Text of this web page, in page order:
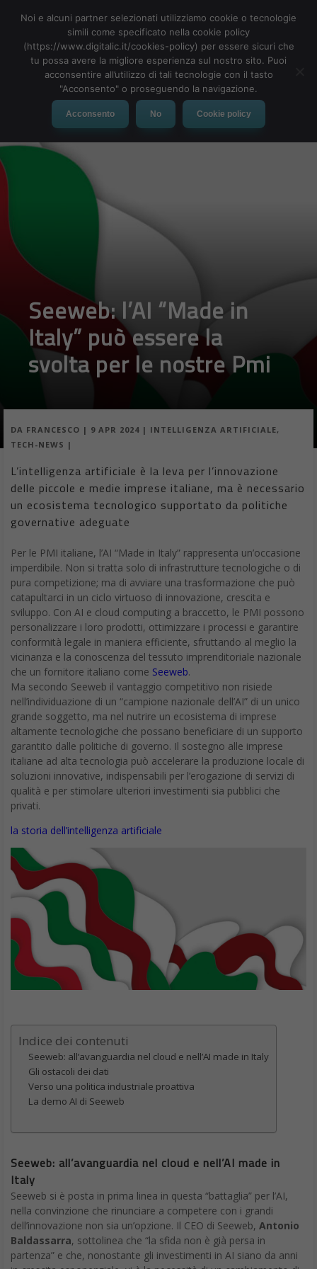
MENU
Seeweb: l’AI “Made in
Italy” può essere la
svolta per le nostre Pmi
DA FRANCESCO | 9 APR 2024 | INTELLIGENZA ARTIFICIALE,
TECH-NEWS |
L’intelligenza artificiale è la leva per l’innovazione
delle piccole e medie imprese italiane, ma è necessario
un ecosistema tecnologico supportato da politiche
governative adeguate
Per le PMI italiane, l’AI “Made in Italy” rappresenta un’occasione
imperdibile. Non si tratta solo di infrastrutture tecnologiche o di
pura competizione; ma di avviare una trasformazione che può
catapultarci in un ciclo virtuoso di innovazione, crescita e
sviluppo. Con AI e cloud computing a braccetto, le PMI possono
personalizzare i loro prodotti, ottimizzare i processi e garantire
conformità legale in maniera efficiente, sfruttando al meglio la
vicinanza e la conoscenza del tessuto imprenditoriale nazionale
che un fornitore italiano come Seeweb.
Ma secondo Seeweb il vantaggio competitivo non risiede
nell’individuazione di un “campione nazionale dell’AI” di un unico
grande soggetto, ma nel nutrire un ecosistema di imprese
altamente tecnologiche che possano beneficiare di un supporto
garantito dalle politiche di governo. Il sostegno alle imprese
italiane ad alta tecnologia può accelerare la produzione locale di
soluzioni innovative, indispensabili per l’erogazione di servizi di
qualità e per stimolare ulteriori investimenti sia pubblici che
privati.
la storia dell’intelligenza artificiale
Indice dei contenuti
Seeweb: all’avanguardia nel cloud e nell’AI made in Italy
Gli ostacoli dei dati
Verso una politica industriale proattiva
La demo AI di Seeweb
Seeweb: all’avanguardia nel cloud e nell’AI made in
Italy
Seeweb si è posta in prima linea in questa “battaglia” per l’AI,
nella convinzione che rinunciare a competere con i grandi
dell’innovazione non sia un’opzione. Il CEO di Seeweb, Antonio
Baldassarra, sottolinea che “la sfida non è già persa in
partenza” e che, nonostante gli investimenti in AI siano da anni
Noi e alcuni partner selezionati utilizziamo cookie o tecnologie
simili come specificato nella cookie policy
(https://www.digitalic.it/cookies-policy) per essere sicuri che
tu possa avere la migliore esperienza sul nostro sito. Puoi
acconsentire all’utilizzo di tali tecnologie con il tasto
"Acconsento" o proseguendo la navigazione.
Acconsento No Cookie policy